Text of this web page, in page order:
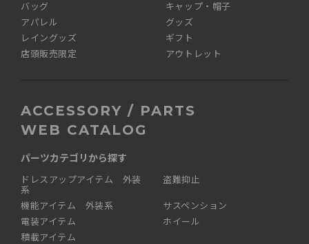
バッグ
キャップ・帽子
アパレル
グッズ
レイングッズ
ギフト
店頭販売限定
アウトレット
ACCESSORY / PARTS
WEB CATALOG
パーツカテゴリから探す
ドレスアップアイテム 外装
系
機能アイテム 外装系
電装アイテム
積載アイテム
盗難抑止
サスペンション
ホイール